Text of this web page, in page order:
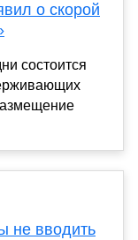
о скорой
состоится
не вводить